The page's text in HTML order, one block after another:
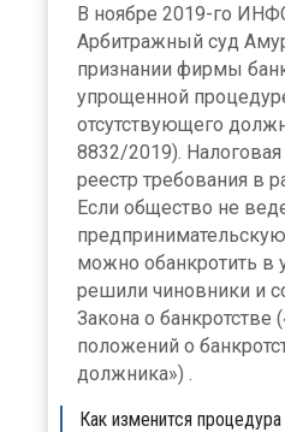
В ноябре 2019-го
Арбитражный суд
признании фирмы
упрощенной
отсутствующего
8832/2019).
реестр требования в
Если общество не
предпринимательскую
можно обанкротить в
решили чиновники и
Закона о банкротстве
положений о
должника») .
Как изменится